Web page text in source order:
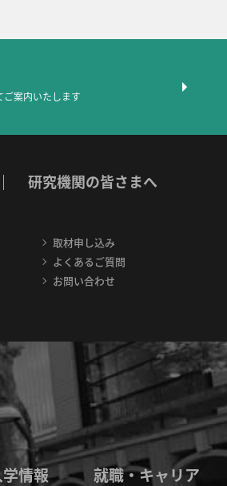
ご案内いたします
研究機関の皆さまへ
取材申し込み
よくあるご質問
お問い合わせ
情報 就職・キャリア